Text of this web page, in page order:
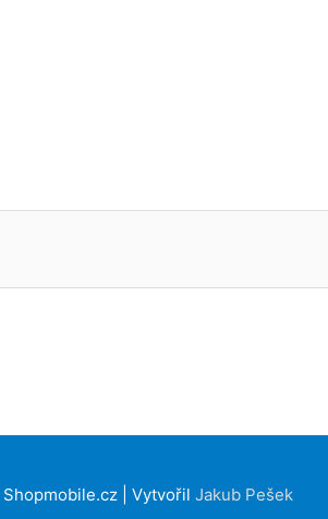
Shopmobile.cz | Vytvořil Jakub Pešek